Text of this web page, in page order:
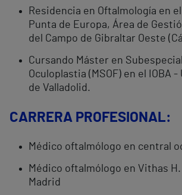
Residencia en Oftalmología en
Punta de Europa, Área de
del Campo de Gibraltar Oeste
Cursando Máster en
Oculoplastia (MSOF) en el IOBA
de Valladolid.
CARRERA PROFESIONAL:
Médico oftalmólogo en central
Médico oftalmólogo en Vithas
Madrid